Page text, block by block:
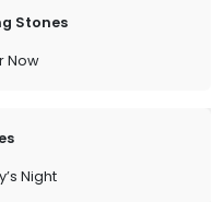
Stones
Now
Night